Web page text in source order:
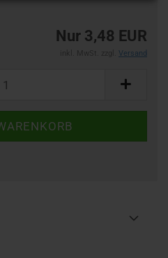
Nur 3,48 EUR
Versand